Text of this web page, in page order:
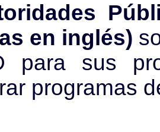
en inglés)
para sus
programas